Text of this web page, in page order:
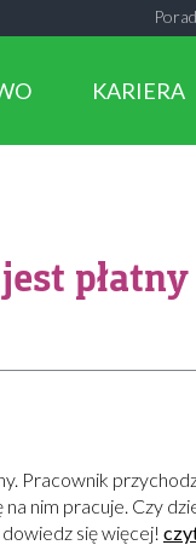
KARIERA
płatny
Pracownik
nim pracuje. Czy
się więcej!